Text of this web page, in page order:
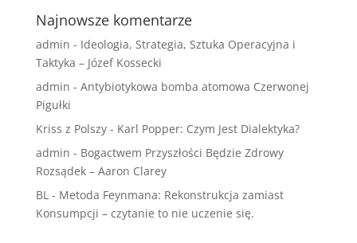
Najnowsze komentarze
admin - Ideologia, Strategia, Sztuka Operacyjna i
Taktyka – Józef Kossecki
admin - Antybiotykowa bomba atomowa Czerwonej
Pigułki
Kriss z Polszy- Karl Popper: Czym Jest Dialektyka?
admin - Bogactwem Przyszłości Będzie Zdrowy
Rozsądek – Aaron Clarey
BL- Metoda Feynmana: Rekonstrukcja zamiast
Konsumpcji – czytanie to nie uczenie się.